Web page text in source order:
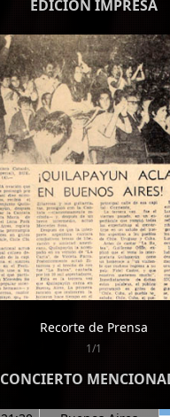
EDICIÓN IMPRESA
Recorte de Prensa
1/1
CONCIERTO